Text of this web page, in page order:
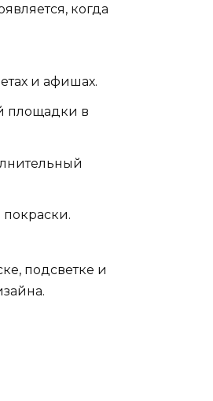
когда
и афишах.
площадки в
подсветке и